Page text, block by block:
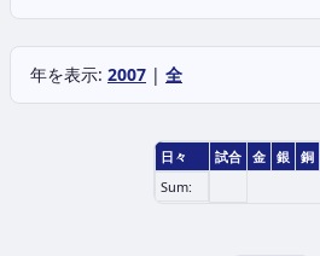
年を表示: 2007 | 全
日々 試合 金 銀 銅
Sum: